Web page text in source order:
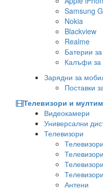
Samsung
Nokia
Blackview
Realme
Батерии
Калъфи
Зарядни за
Поставки
Телевизори и
Видеокамери
Универсални
Телевизори
Антени